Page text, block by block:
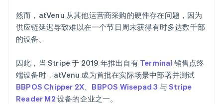
然而，atVenu 从其他运营商采购的硬件存在问题，因为
供应链延迟导致难以在一个节日周末获得有时多达数千部
的设备。
因此，当 Stripe 于 2019 年推出自有 Terminal 销售点终
端设备时，atVenu 成为首批在实际场景中部署并测试
BBPOS Chipper 2X
BBPOS Wisepad 3 与Stripe
Reader M2 设备的企业之一。